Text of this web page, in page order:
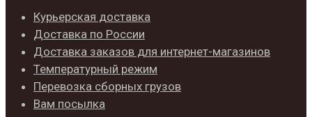
Курьерская доставка
Доставка по России
Доставка заказов для интернет-магазинов
Температурный режим
Перевозка сборных грузов
Вам посылка